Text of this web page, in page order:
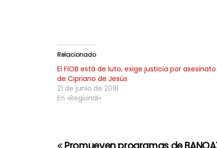
Relacionado
El FIOB está de luto, exige justicia por asesinato
de Cipriano de Jesús
21 de junio de 2018
En «Regional»